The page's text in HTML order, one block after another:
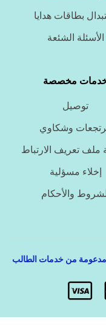
بطاقات هدايا
الأسئلة الشئعة
مخصصة
توصيل
وشكاوي
تعريف الارتباط
إخلاء مسؤلية
والأحكام
ابداع فوريو، مدعومة من خدمات الطالب